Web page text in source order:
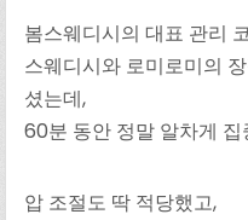
봄스웨디시의 대표 관리
스웨디시와 로미로미의
셨는데,
60분 동안 정말 알차게
압 조절도 딱 적당했고,